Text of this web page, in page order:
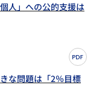
人」への公的支援は
な問題は「2％目標